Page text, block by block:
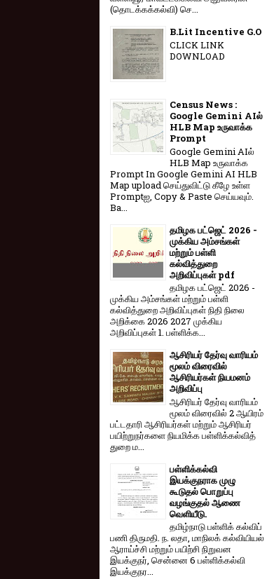
(தொடக்கக்கல்வி) செ...
B.Lit Incentive G.O
CLICK LINK
DOWNLOAD
Census News :
Google Gemini AIல்
HLB Map உருவாக்க
Prompt
Google Gemini AIல்
HLB Map உருவாக்க
Prompt In Google Gemini AI HLB
Map upload செய்துவிட்டு கீழே உள்ள
Promptஐ, Copy & Paste செய்யவும்.
Ba...
தமிழக பட்ஜெட் 2026 -
முக்கிய அம்சங்கள்
மற்றும் பள்ளி
கல்வித்துறை
அறிவிப்புகள் pdf
தமிழக பட்ஜெட் 2026 -
முக்கிய அம்சங்கள் மற்றும் பள்ளி
கல்வித்துறை அறிவிப்புகள் நிதி நிலை
அறிக்கை 2026 2027 முக்கிய
அறிவிப்புகள் 1. பள்ளிக்க...
ஆசிரியர் தேர்வு வாரியம்
மூலம் விரைவில்
ஆசிரியர்கள் நியமனம்
அறிவிப்பு
ஆசிரியர் தேர்வு வாரி​யம்
மூலம் விரை​வில் 2 ஆயிரம்
பட்​ட​தாரி ஆசிரியர்​கள் மற்​றும் ஆசிரியர்
பயிற்றுநர்​களை நியமிக்க பள்​ளிக்​கல்​வித்​
துறை ம...
பள்ளிக்கல்வி
இயக்குநராக முழு
கூடுதல் பொறுப்பு
வழங்குதல் ஆணை
வெளியீடு.
தமிழ்நாடு பள்ளிக் கல்விப்
பணி திருமதி. ந. லதா, மாநிலக் கல்வியியல்
ஆராய்ச்சி மற்றும் பயிற்சி நிறுவன
இயக்குநர், சென்னை 6 பள்ளிக்கல்வி
இயக்குநர...